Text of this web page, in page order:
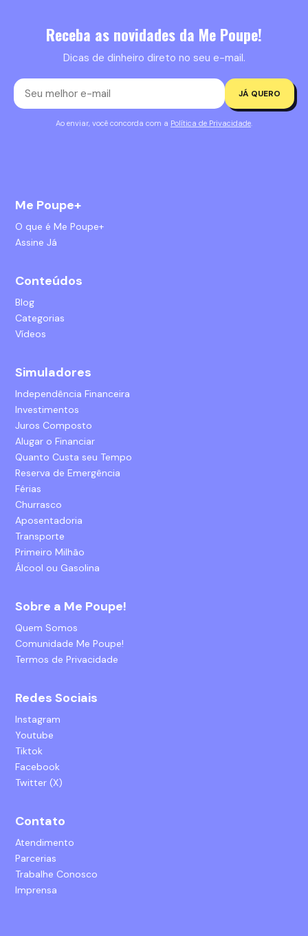
Receba as novidades da Me Poupe!
Dicas de dinheiro direto no seu e-mail.
JÁ QUERO
Ao enviar, você concorda com a Política de Privacidade.
Me Poupe+
O que é Me Poupe+
Assine Já
Conteúdos
Blog
Categorias
Vídeos
Simuladores
Independência Financeira
Investimentos
Juros Composto
Alugar o Financiar
Quanto Custa seu Tempo
Reserva de Emergência
Férias
Churrasco
Aposentadoria
Transporte
Primeiro Milhão
Álcool ou Gasolina
Sobre a Me Poupe!
Quem Somos
Comunidade Me Poupe!
Termos de Privacidade
Redes Sociais
Instagram
Youtube
Tiktok
Facebook
Twitter (X)
Contato
Atendimento
Parcerias
Trabalhe Conosco
Imprensa